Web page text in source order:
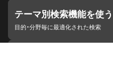
テーマ別検索機能を使う
目的・分野毎に最適化された検索